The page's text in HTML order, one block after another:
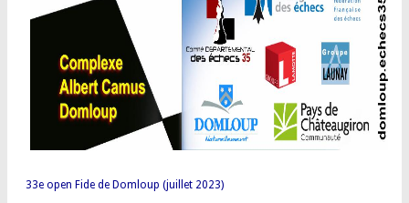
33e open Fide de Domloup (juillet 2023)